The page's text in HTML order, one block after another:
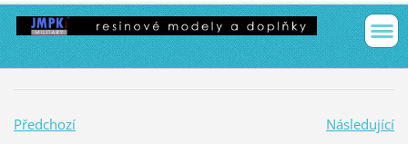
Předchozí
Následující